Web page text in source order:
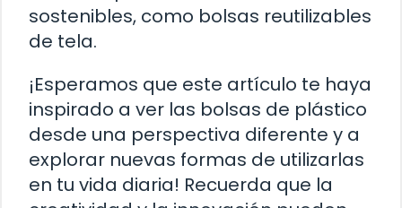
sostenibles, como bolsas reutilizables
de tela.
¡Esperamos que este artículo te haya
inspirado a ver las bolsas de plástico
desde una perspectiva diferente y a
explorar nuevas formas de utilizarlas
en tu vida diaria! Recuerda que la